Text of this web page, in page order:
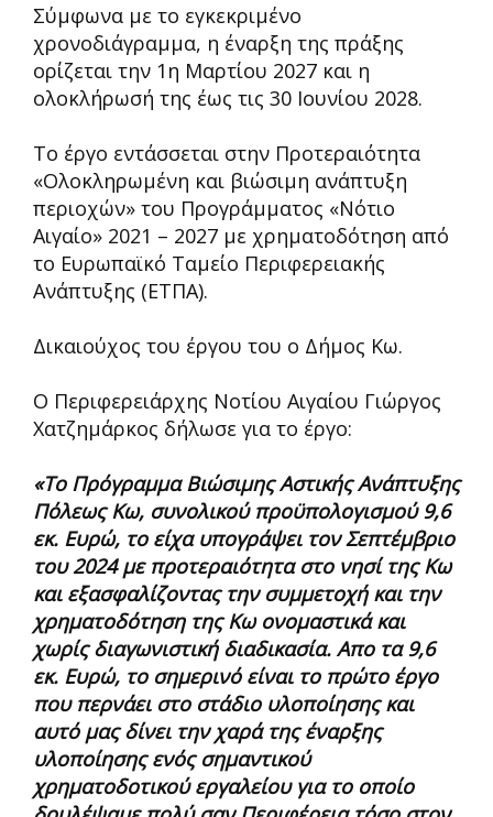
Σύμφωνα με το εγκεκριμένο
χρονοδιάγραμμα, η έναρξη της πράξης
ορίζεται την 1η Μαρτίου 2027 και η
ολοκλήρωσή της έως τις 30 Ιουνίου 2028.
Το έργο εντάσσεται στην Προτεραιότητα
«Ολοκληρωμένη και βιώσιμη ανάπτυξη
περιοχών» του Προγράμματος «Νότιο
Αιγαίο» 2021 – 2027 με χρηματοδότηση από
το Ευρωπαϊκό Ταμείο Περιφερειακής
Ανάπτυξης (ΕΤΠΑ).
Δικαιούχος του έργου του ο Δήμος Κω.
Ο Περιφερειάρχης Νοτίου Αιγαίου Γιώργος
Χατζημάρκος δήλωσε για το έργο:
«Το Πρόγραμμα Βιώσιμης Αστικής Ανάπτυξης
Πόλεως Κω, συνολικού προϋπολογισμού 9,6
εκ. Ευρώ, το είχα υπογράψει τον Σεπτέμβριο
του 2024 με προτεραιότητα στο νησί της Κω
και εξασφαλίζοντας την συμμετοχή και την
χρηματοδότηση της Κω ονομαστικά και
χωρίς διαγωνιστική διαδικασία. Απο τα 9,6
εκ. Ευρώ, το σημερινό είναι το πρώτο έργο
που περνάει στο στάδιο υλοποίησης και
αυτό μας δίνει την χαρά της έναρξης
υλοποίησης ενός σημαντικού
χρηματοδοτικού εργαλείου για το οποίο